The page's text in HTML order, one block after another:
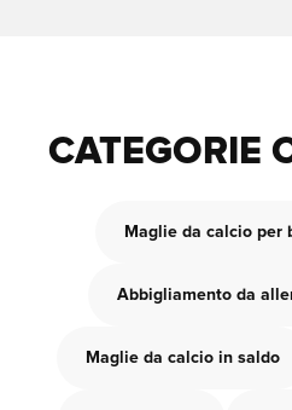
CATEGORIE
Maglie da calcio per
Abbigliamento da
Maglie da calcio in saldo